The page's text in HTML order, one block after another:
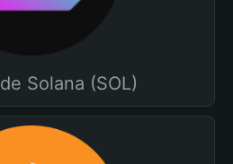
Solana (SOL)